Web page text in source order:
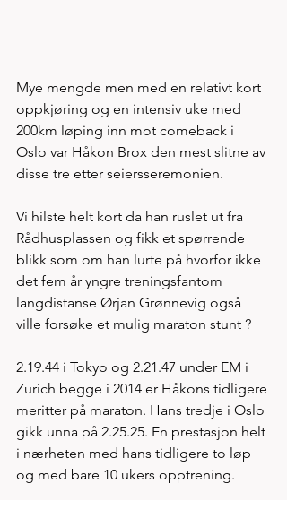
Mye mengde men med en relativt kort
oppkjøring og en intensiv uke med
200km løping inn mot comeback i
Oslo var Håkon Brox den mest slitne av
disse tre etter seiersseremonien.
Vi hilste helt kort da han ruslet ut fra
Rådhusplassen og fikk et spørrende
blikk som om han lurte på hvorfor ikke
det fem år yngre treningsfantom
langdistanse Ørjan Grønnevig også
ville forsøke et mulig maraton stunt ?
2.19.44 i Tokyo og 2.21.47 under EM i
Zurich begge i 2014 er Håkons tidligere
meritter på maraton. Hans tredje i Oslo
gikk unna på 2.25.25. En prestasjon helt
i nærheten med hans tidligere to løp
og med bare 10 ukers opptrening.